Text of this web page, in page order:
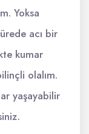
Yoksa
acı bir
kumar
olalım.
yaşayabilir